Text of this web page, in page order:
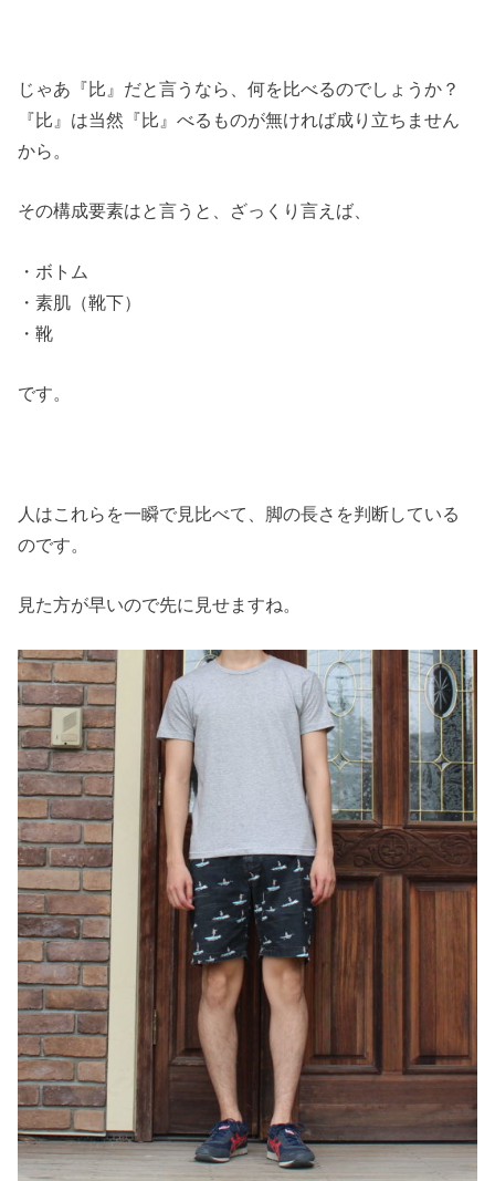
じゃあ『比』だと言うなら、何を比べるのでしょうか？
『比』は当然『比』べるものが無ければ成り立ちません
から。
その構成要素はと言うと、ざっくり言えば、
・ボトム
・素肌（靴下）
・靴
です。
人はこれらを一瞬で見比べて、脚の長さを判断している
のです。
見た方が早いので先に見せますね。